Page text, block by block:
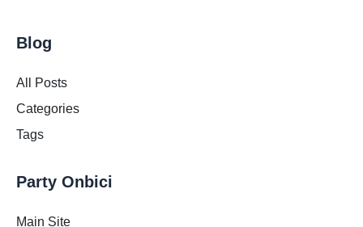
Blog
All Posts
Categories
Tags
Party Onbici
Main Site